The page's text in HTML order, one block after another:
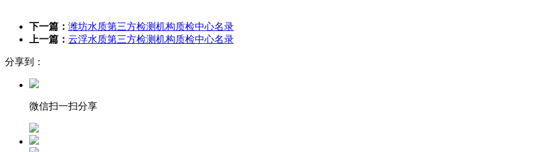
下一篇： 潍坊水质第三方检测机构质检中心名录
上一篇： 云浮水质第三方检测机构质检中心名录
分享到：
微信扫一扫分享